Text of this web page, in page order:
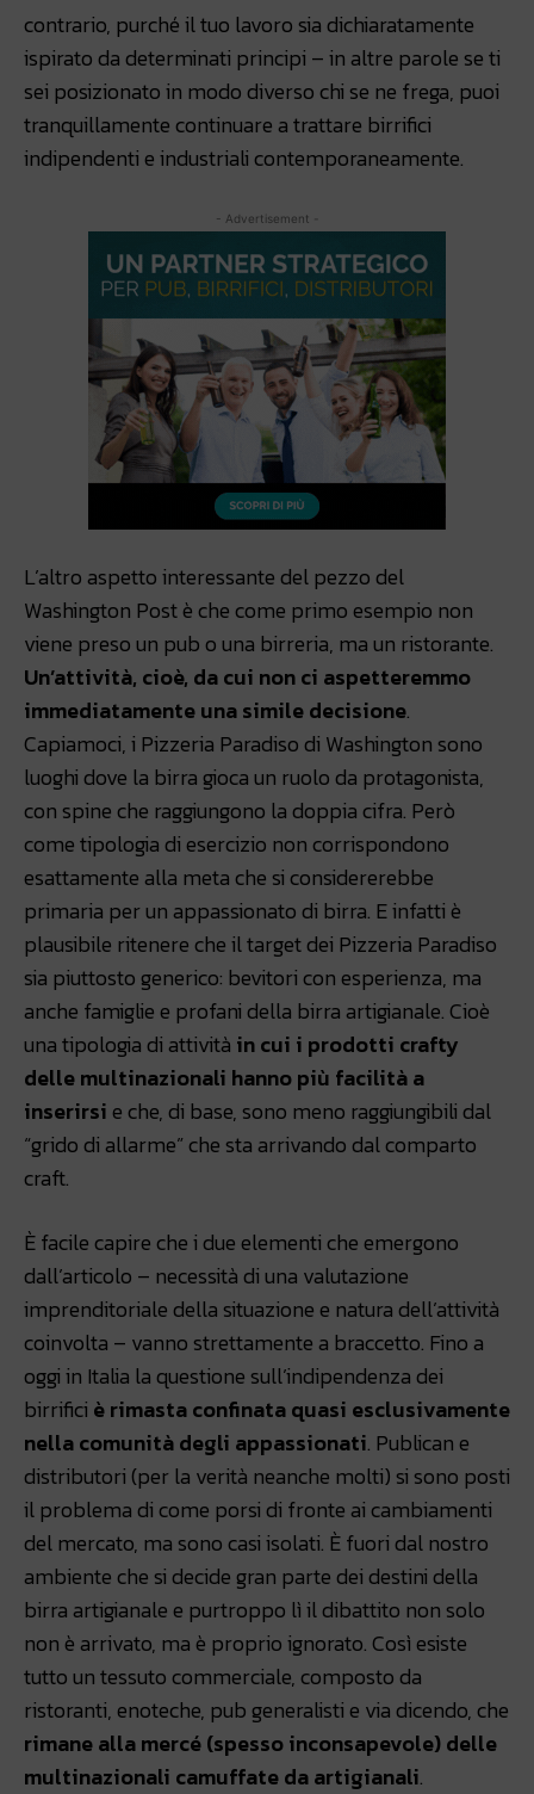
contrario, purché il tuo lavoro sia dichiaratamente
ispirato da determinati principi – in altre parole se ti
sei posizionato in modo diverso chi se ne frega, puoi
tranquillamente continuare a trattare birrifici
indipendenti e industriali contemporaneamente.
- Advertisement -
L’altro aspetto interessante del pezzo del
Washington Post è che come primo esempio non
viene preso un pub o una birreria, ma un ristorante.
Un’attività, cioè, da cui non ci aspetteremmo
immediatamente una simile decisione.
Capiamoci, i Pizzeria Paradiso di Washington sono
luoghi dove la birra gioca un ruolo da protagonista,
con spine che raggiungono la doppia cifra. Però
come tipologia di esercizio non corrispondono
esattamente alla meta che si considererebbe
primaria per un appassionato di birra. E infatti è
plausibile ritenere che il target dei Pizzeria Paradiso
sia piuttosto generico: bevitori con esperienza, ma
anche famiglie e profani della birra artigianale. Cioè
una tipologia di attività in cui i prodotti crafty
delle multinazionali hanno più facilità a
inserirsi e che, di base, sono meno raggiungibili dal
“grido di allarme” che sta arrivando dal comparto
craft.
È facile capire che i due elementi che emergono
dall’articolo – necessità di una valutazione
imprenditoriale della situazione e natura dell’attività
coinvolta – vanno strettamente a braccetto. Fino a
oggi in Italia la questione sull’indipendenza dei
birrifici è rimasta confinata quasi esclusivamente
nella comunità degli appassionati. Publican e
distributori (per la verità neanche molti) si sono posti
il problema di come porsi di fronte ai cambiamenti
del mercato, ma sono casi isolati. È fuori dal nostro
ambiente che si decide gran parte dei destini della
birra artigianale e purtroppo lì il dibattito non solo
non è arrivato, ma è proprio ignorato. Così esiste
tutto un tessuto commerciale, composto da
ristoranti, enoteche, pub generalisti e via dicendo, che
rimane alla mercé (spesso inconsapevole) delle
multinazionali camuffate da artigianali.